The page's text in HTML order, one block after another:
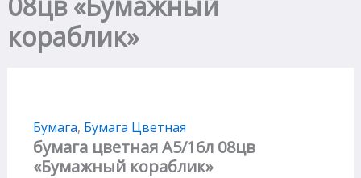
кораблик»
Бумага, Бумага Цветная
бумага цветная А5/16л 08цв
«Бумажный кораблик»